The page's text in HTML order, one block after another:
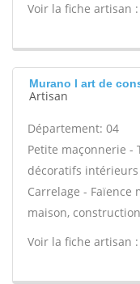
Voir la fiche artisan :
Murano l art de
Artisan
Département: 04
Petite maçonnerie -
décoratifs intérieurs
Carrelage - Faïence
maison,
Voir la fiche artisan :